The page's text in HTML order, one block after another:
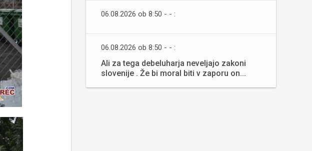
06.08.2026 ob 8:50 - - :
06.08.2026 ob 8:50 - - :
Ali za tega debeluharja neveljajo zakoni
slovenije . Že bi moral biti v zaporu on...